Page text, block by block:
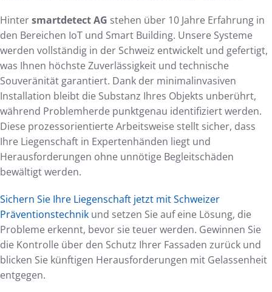
Hintersmartdetect AG stehen über 10 Jahre Erfahrung in
den Bereichen IoT und Smart Building. Unsere Systeme
werden vollständig in der Schweiz entwickelt und gefertigt,
was Ihnen höchste Zuverlässigkeit und technische
Souveränität garantiert. Dank der minimalinvasiven
Installation bleibt die Substanz Ihres Objekts unberührt,
während Problemherde punktgenau identifiziert werden.
Diese prozessorientierte Arbeitsweise stellt sicher, dass
Ihre Liegenschaft in Expertenhänden liegt und
Herausforderungen ohne unnötige Begleitschäden
bewältigt werden.
Sichern Sie Ihre Liegenschaft jetzt mit Schweizer
Präventionstechnik und setzen Sie auf eine Lösung, die
Probleme erkennt, bevor sie teuer werden. Gewinnen Sie
die Kontrolle über den Schutz Ihrer Fassaden zurück und
blicken Sie künftigen Herausforderungen mit Gelassenheit
entgegen.